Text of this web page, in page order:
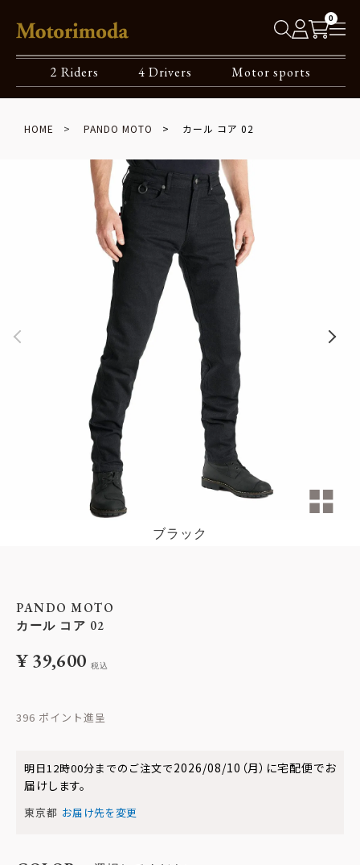
0
2 Riders 4 Drivers Motor sports
HOME PANDO MOTO カール コア 02
ブラック
PANDO MOTO
カール コア 02
¥39,600 税込
396
明日12時00分までのご注文で2026/08/10（月） に宅配便でお
届けします。
東京都 お届け先を変更